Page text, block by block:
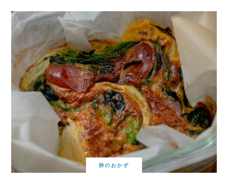
卵のおかず